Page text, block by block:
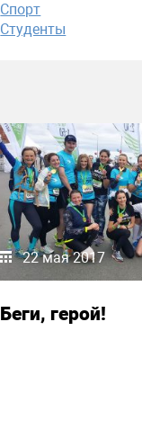
Спорт
Студенты
22 мая 2017
Беги, герой!